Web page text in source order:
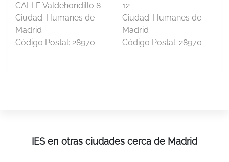
CALLE Valdehondillo 8
Ciudad: Humanes de
Madrid
Código Postal: 28970
12
Ciudad: Humanes de
Madrid
Código Postal: 28970
IES en otras ciudades cerca de Madrid